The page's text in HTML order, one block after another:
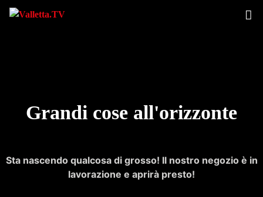
Grandi cose all'orizzonte
Sta nascendo qualcosa di grosso! Il nostro negozio è in
lavorazione e aprirà presto!